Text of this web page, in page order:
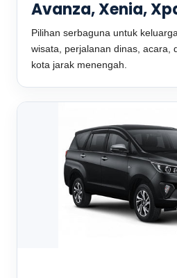
Avanza, Xenia,
Pilihan serbaguna untuk
wisata, perjalanan dinas, acara,
kota jarak menengah.